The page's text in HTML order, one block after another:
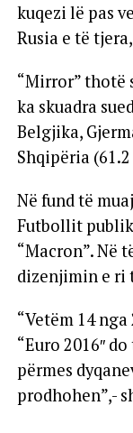
kuqezi lë pas
Rusia e të
“Mirror” thotë
ka skuadra
Belgjika,
Shqipëria
Në fund të
Futbollit
“Macron”. Në
dizenjimin e ri
“Vetëm 14
“Euro 2016″
përmes
prodhohen”,-